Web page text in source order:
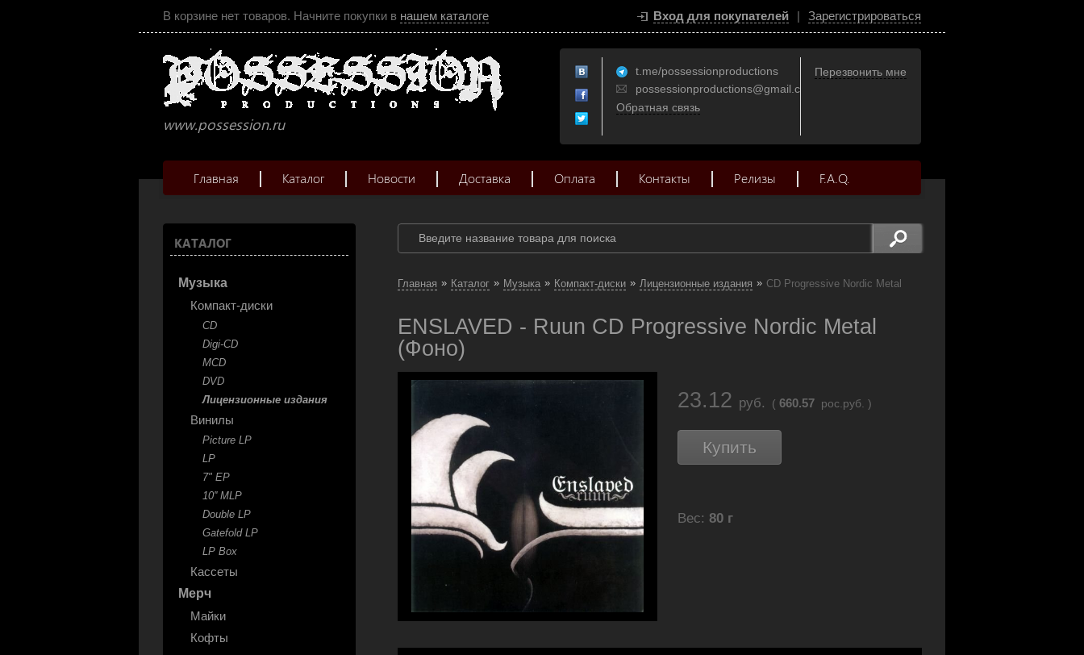
В корзине нет товаров. Начните покупки в нашем каталоге Вход для покупателей | Зарегистрироваться
www.possession.ru
t.me/possessionproductions
possessionproductions@gmail.com
Обратная связь
Перезвонить мне
Главная Каталог Новости Доставка Оплата Контакты Релизы F.A.Q.
КАТАЛОГ
Музыка
Компакт-диски
CD
Digi-CD
MCD
DVD
Лицензионные издания
Винилы
Picture LP
LP
7" EP
10'' MLP
Double LP
Gatefold LP
LP Box
Кассеты
Мерч
Майки
Кофты
Главная » Каталог » Музыка » Компакт-диски » Лицензионные издания » CD Progressive Nordic Metal
ENSLAVED - Ruun CD Progressive Nordic Metal
(Фоно)
23.12 руб. ( 660.57 рос.руб. )
Купить
Вес: 80 г